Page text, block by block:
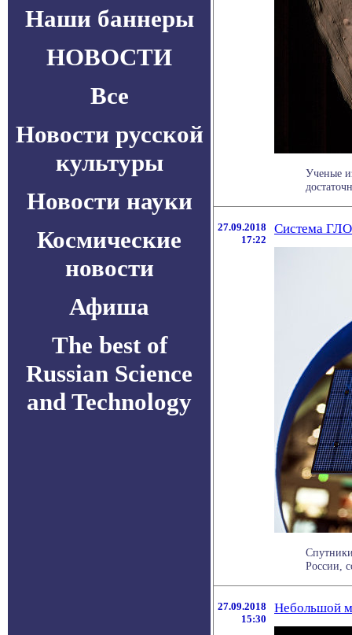
Наши баннеры
НОВОСТИ
Все
Новости русской
культуры
Новости науки
Космические
новости
Афиша
The best of
Russian Science
and Technology
Ученые
27.09.2018
17:22
Система
России,
27.09.2018
15:30
Небольшой